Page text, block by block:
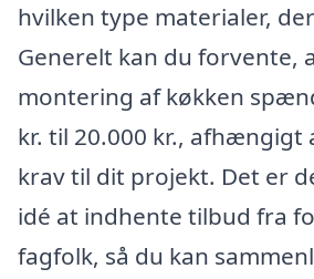
hvilken type materialer,
Generelt kan du forvente,
montering af køkken
kr. til 20.000 kr., afhængigt
krav til dit projekt. Det er
idé at indhente tilbud fra
fagfolk, så du kan